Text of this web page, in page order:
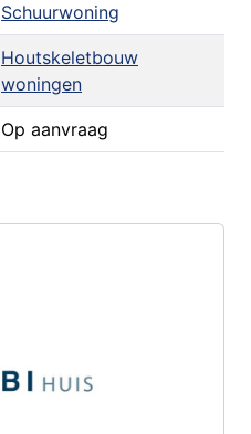
Schuurwoning
Houtskeletbouw
woningen
Op aanvraag